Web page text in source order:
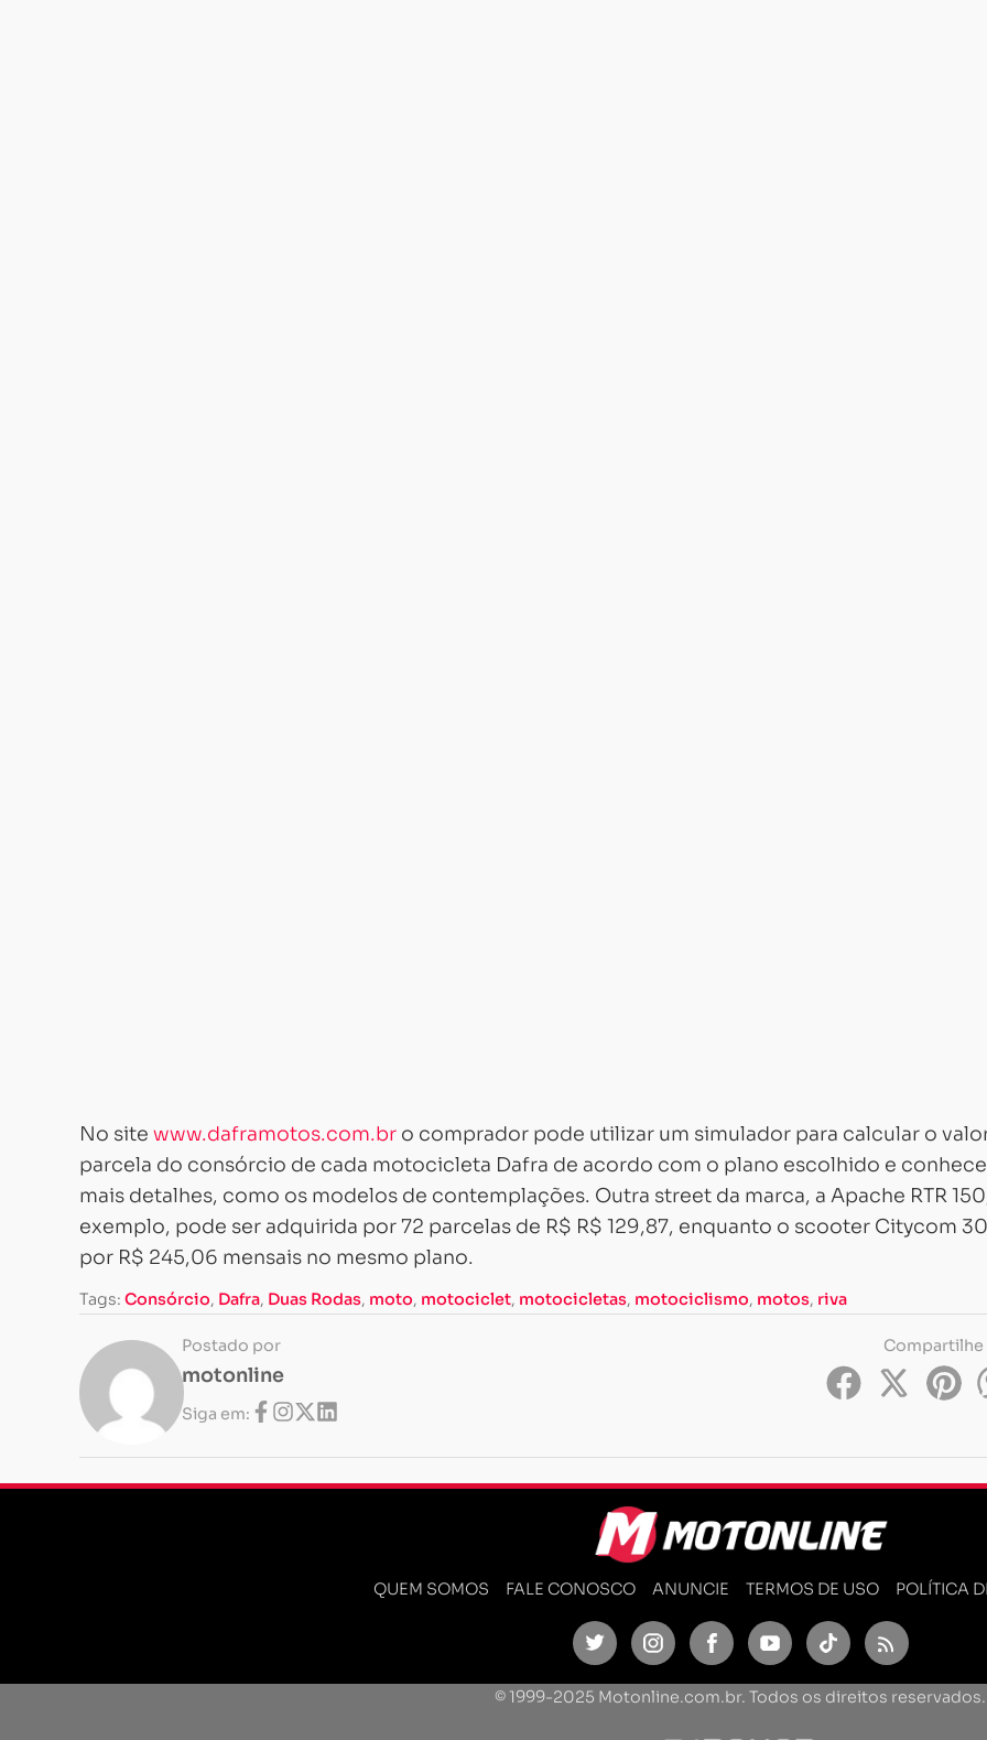
No site www.daframotos.com.br o comprador pode utilizar um simulador para calcular o
parcela do consórcio de cada motocicleta Dafra de acordo com o plano escolhido e
mais detalhes, como os modelos de contemplações. Outra street da marca, a Apache RTR
exemplo, pode ser adquirida por 72 parcelas de R$ R$ 129,87, enquanto o scooter Citycom
por R$ 245,06 mensais no mesmo plano.
Tags: Consórcio, Dafra, Duas Rodas, moto, motociclet, motocicletas, motociclismo, motos, riva
Postado por
motonline
Siga em:
Compartilhe
QUEM SOMOS FALE CONOSCO ANUNCIE TERMOS DE USO POLÍTICA
Twitter InstagramFacebookYoutubeTikTok Feed
© 1999-2025 Motonline.com.br. Todos os direitos reservados.